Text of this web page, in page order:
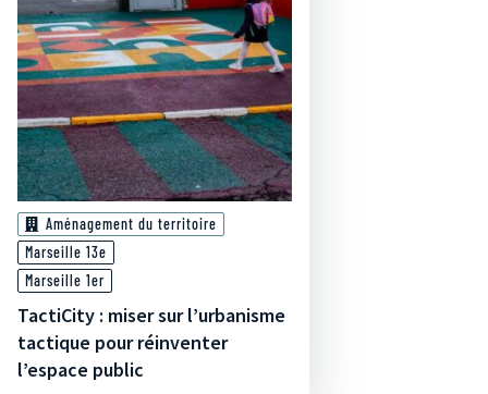
Aménagement du territoire
Marseille 13e
Marseille 1er
TactiCity : miser sur l’urbanisme
tactique pour réinventer
l’espace public